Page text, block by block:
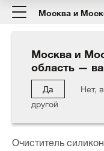
Москва и
Москва и
область —
Да
Нет,
другой
Главная Каталог
Очиститель силикона
SILICON- &
Растворитель на
Очиститель